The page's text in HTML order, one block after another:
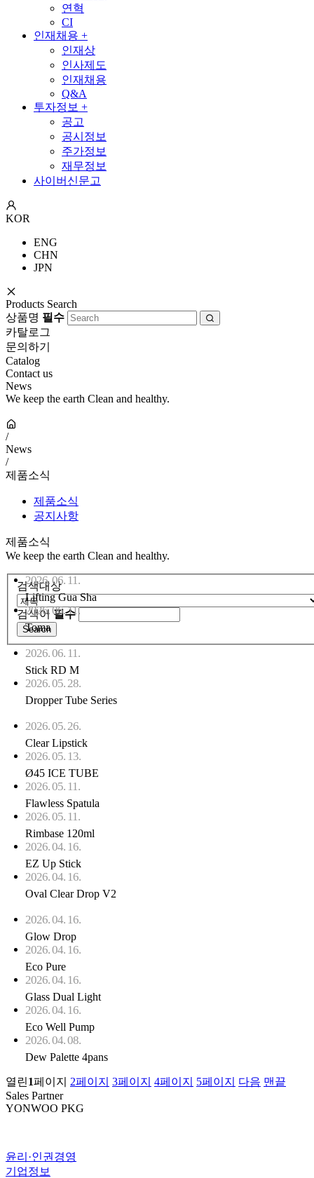
연혁
CI
인재채용 +
인재상
인사제도
인재채용
Q&A
투자정보 +
공고
공시정보
주가정보
재무정보
사이버신문고
KOR
ENG
CHN
JPN
Products Search
상품명 필수
카탈로그
문의하기
Catalog
Contact us
News
We keep the earth Clean and healthy.
/
News
/
제품소식
제품소식
공지사항
제품소식
We keep the earth Clean and healthy.
검색대상
검색어필수
2026. 06. 11.
Lifting Gua Sha
2026. 06. 11.
Toma
2026. 06. 11.
Stick RD M
2026. 05. 28.
Dropper Tube Series
2026. 05. 26.
Clear Lipstick
2026. 05. 13.
Ø45 ICE TUBE
2026. 05. 11.
Flawless Spatula
2026. 05. 11.
Rimbase 120ml
2026. 04. 16.
EZ Up Stick
2026. 04. 16.
Oval Clear Drop V2
2026. 04. 16.
Glow Drop
2026. 04. 16.
Eco Pure
2026. 04. 16.
Glass Dual Light
2026. 04. 16.
Eco Well Pump
2026. 04. 08.
Dew Palette 4pans
열린1페이지 2페이지 3페이지 4페이지 5페이지 다음 맨끝
Sales Partner
YONWOO PKG
윤리·인권경영
기업정보